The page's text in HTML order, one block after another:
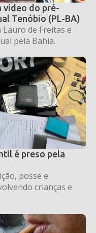
vídeo do pré-
Tenóbio (PL-BA)
de Freitas e
pela Bahia.
é preso pela
posse e
crianças e